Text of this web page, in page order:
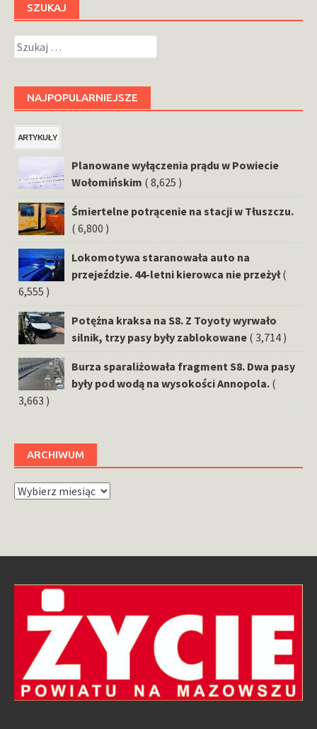
SZUKAJ
Szukaj:
NAJPOPULARNIEJSZE
ARTYKUŁY
Planowane wyłączenia prądu w Powiecie
Wołomińskim ( 8,625 )
Śmiertelne potrącenie na stacji w Tłuszczu.
( 6,800 )
Lokomotywa staranowała auto na
przejeździe. 44-letni kierowca nie przeżył (
6,555 )
Potężna kraksa na S8. Z Toyoty wyrwało
silnik, trzy pasy były zablokowane ( 3,714 )
Burza sparaliżowała fragment S8. Dwa pasy
były pod wodą na wysokości Annopola. (
3,663 )
ARCHIWUM
Archiwum